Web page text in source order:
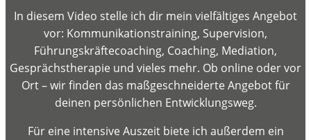
In diesem Video stelle ich dir mein vielfältiges Angebot
vor: Kommunikationstraining, Supervision,
Führungskräftecoaching, Coaching, Mediation,
Gesprächstherapie und vieles mehr. Ob online oder vor
Ort – wir finden das maßgeschneiderte Angebot für
deinen persönlichen Entwicklungsweg.
Für eine intensive Auszeit biete ich außerdem ein